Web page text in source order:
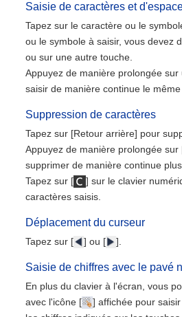
Saisie de caractères et
Tapez sur le caractère ou le
ou le symbole à saisir, vous devez
ou sur une autre touche.
Appuyez de manière prolongée
saisir de manière continue le même
Suppression de caractères
Tapez sur [Retour arrière] pour
Appuyez de manière prolongée
supprimer de manière continue
Tapez sur [
] sur le clavier
caractères saisis.
Déplacement du curseur
Tapez sur [ ] ou [ ].
Saisie de chiffres avec le pavé
En plus du clavier à l'écran, vous
avec l'icône [
] affichée pour